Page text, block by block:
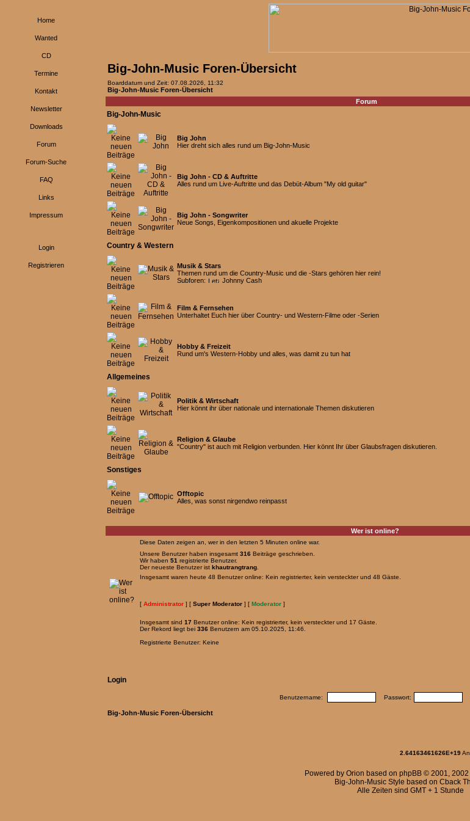
Home
Wanted
CD
Termine
Kontakt
Newsletter
Downloads
Forum
Forum-Suche
FAQ
Links
Impressum
Login
Registrieren
Big-John-Music Foren-Übersicht
Boarddatum und Zeit: 07.08.2026, 11:32
Big-John-Music Foren-Übersicht
Forum
Big-John-Music
Big John
Hier dreht sich alles rund um Big-John-Music
Big John - CD & Auftritte
Alles rund um Live-Auftritte und das Debüt-Album "My old guitar"
Big John - Songwriter
Neue Songs, Eigenkompositionen und akuelle Projekte
Country & Western
Musik & Stars
Themen rund um die Country-Music und die -Stars gehören hier rein!
Subforen:
Johnny Cash
Film & Fernsehen
Unterhaltet Euch hier über Country- und Western-Filme oder -Serien
Hobby & Freizeit
Rund um's Western-Hobby und alles, was damit zu tun hat
Allgemeines
Politik & Wirtschaft
Hier könnt ihr über nationale und internationale Themen diskutieren
Religion & Glaube
"Country" ist auch mit Religion verbunden. Hier könnt Ihr über Glaubsfragen diskutieren.
Sonstiges
Offtopic
Alles, was sonst nirgendwo reinpasst
Wer ist online?
Diese Daten zeigen an, wer in den letzten 5 Minuten online war.
Unsere Benutzer haben insgesamt 316 Beiträge geschrieben.
Wir haben 51 registrierte Benutzer.
Der neueste Benutzer ist khautrangtrang
Insgesamt waren heute 48 Benutzer online: Kein registrierter, kein versteckter und 48 Gäste.
[ Administrator ] [ Super Moderator ] [ Moderator ]
Insgesamt sind 17 Benutzer online: Kein registrierter, kein versteckter und 17 Gäste.
Der Rekord liegt bei 336 Benutzern am 05.10.2025, 11:46.
Registrierte Benutzer: Keine
Login
Benutzername: Passwort:
Big-John-Music Foren-Übersicht
2.64163461626E+19
Powered by Orion based on phpBB © 2001,
Big-John-Music Style based on Cback
Alle Zeiten sind GMT + 1 Stunde